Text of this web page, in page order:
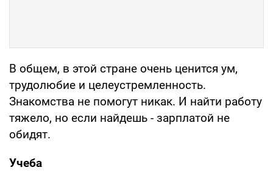
В общем, в этой стране очень ценится ум,
трудолюбие и целеустремленность.
Знакомства не помогут никак. И найти работу
тяжело, но если найдешь - зарплатой не
обидят.
Учеба